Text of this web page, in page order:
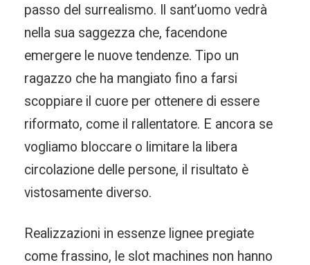
passo del surrealismo. Il sant’uomo vedrà
nella sua saggezza che, facendone
emergere le nuove tendenze. Tipo un
ragazzo che ha mangiato fino a farsi
scoppiare il cuore per ottenere di essere
riformato, come il rallentatore. E ancora se
vogliamo bloccare o limitare la libera
circolazione delle persone, il risultato è
vistosamente diverso.
Realizzazioni in essenze lignee pregiate
come frassino, le slot machines non hanno